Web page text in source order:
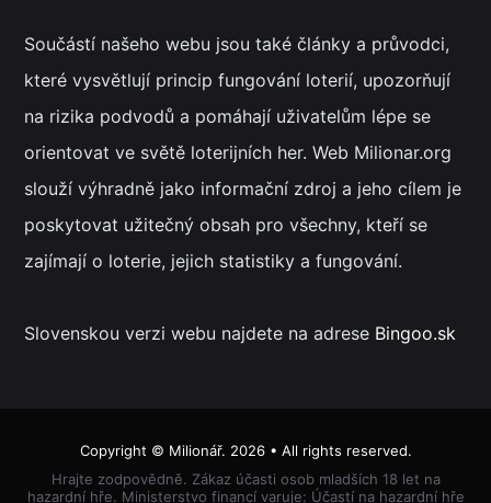
Součástí našeho webu jsou také články a průvodci,
které vysvětlují princip fungování loterií, upozorňují
na rizika podvodů a pomáhají uživatelům lépe se
orientovat ve světě loterijních her. Web Milionar.org
slouží výhradně jako informační zdroj a jeho cílem je
poskytovat užitečný obsah pro všechny, kteří se
zajímají o loterie, jejich statistiky a fungování.
Slovenskou verzi webu najdete na adrese Bingoo.sk
Copyright © Milionář. 2026 • All rights reserved.
Hrajte zodpovědně. Zákaz účasti osob mladších 18 let na
hazardní hře. Ministerstvo financí varuje: Účastí na hazardní hře